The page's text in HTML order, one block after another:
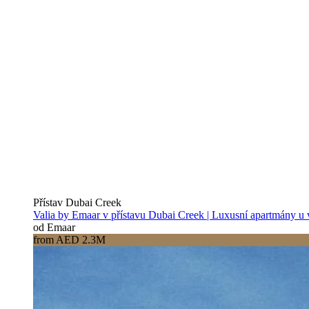
Přístav Dubai Creek
Valia by Emaar v přístavu Dubai Creek | Luxusní apartmány u
od Emaar
from AED 2.3M